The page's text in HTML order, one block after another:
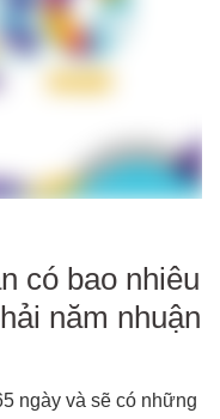
có bao nhiêu
năm nhuận
ngày và sẽ có những